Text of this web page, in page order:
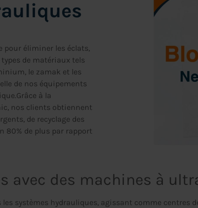
pour éliminer les éclats,
de matériaux tels
le zamak et les
de nos équipements
à la
nos clients obtiennent
de recyclage des
80% de plus par rapport
avec des machines à
systèmes hydrauliques, agissant comme